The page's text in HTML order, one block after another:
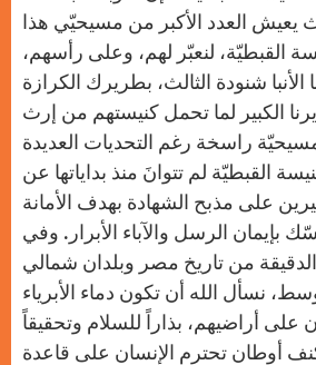
العدد الأكبر من مسيحيّي هذا
القبطيّة، لنعبّر لهم، وعلى رأسهم،
الأنبا شنودة الثالث، بطريرك الكرازة
الكبير لما تحمل كنيستهم من إرث
راسخة رغم التحديات العديدة
القبطيّة لم تتوانَ منذ بداياتها عن
على مذبح الشهادة بهدف الأمانة
بإيمان الرسل والآباء الأبرار. وفي
من تاريخ مصر وبلدان شمالي
نسأل الله أن تكون دماء الأبرياء
أراضيهم، بذاراً للسلام وتحقيقاً
أوطان تحترم الإنسان على قاعدة